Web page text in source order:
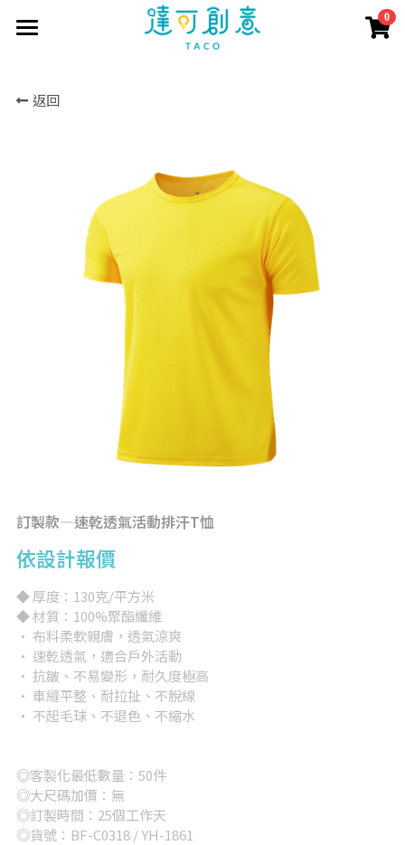
0
訂製資訊
印刷方式
常見問題
長短POLO衫
長袖T恤
帽子
短褲/長褲
兒童/嬰兒
女版
大尺碼專區
其他
所有品項
聯繫我們
報價表單
客戶案例
公司企業
個人創作
完全訂製
商城直購
返回
訂製款—速乾透氣活動排汗T恤
依設計報價
◆ 厚度：130克/平方米
◆ 材質：100%聚酯纖維
· 布料柔軟親膚，透氣涼爽
· 速乾透氣，適合戶外活動
· 抗皺、不易變形，耐久度極高
· 車縫平整、耐拉扯、不脫線
· 不起毛球、不退色、不縮水
◎客製化最低數量：50件
◎大尺碼加價：無
◎訂製時間：25個工作天
◎貨號：BF-C0318 / YH-1861
×
商品分類
所有商品分類